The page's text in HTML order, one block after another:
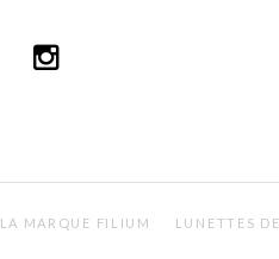
LA MARQUE FILIUM LUNETTES